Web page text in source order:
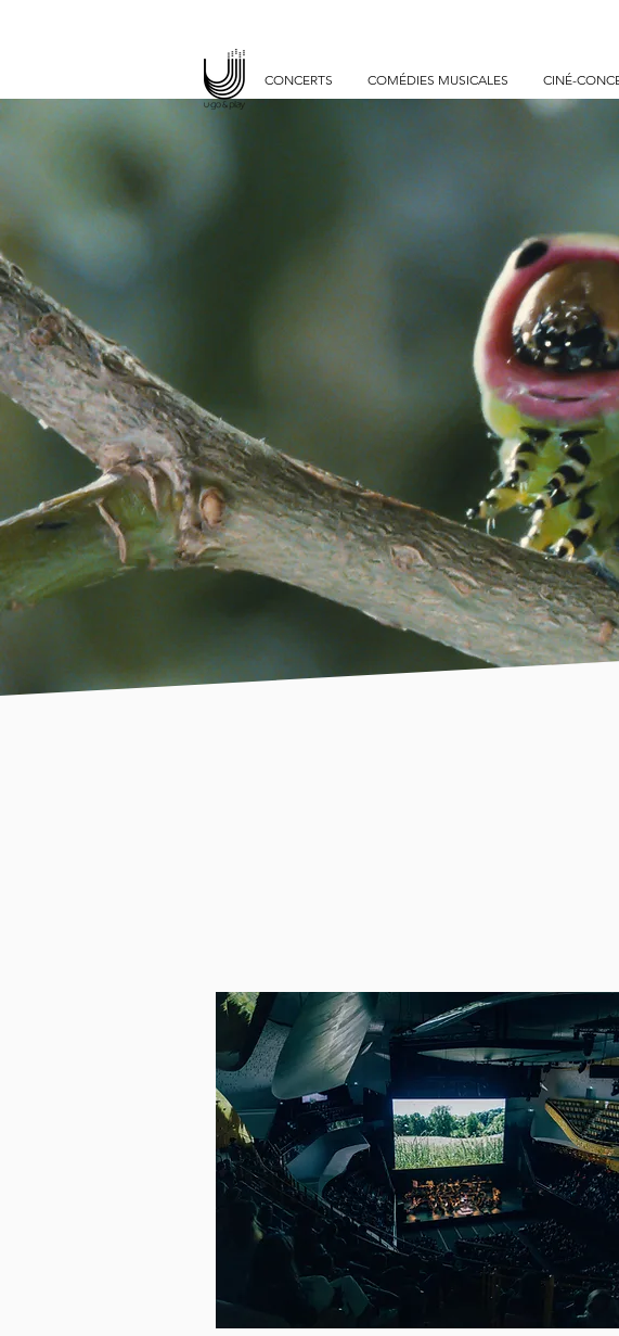
CONCERTS COMÉDIES MUSICALES CINÉ-